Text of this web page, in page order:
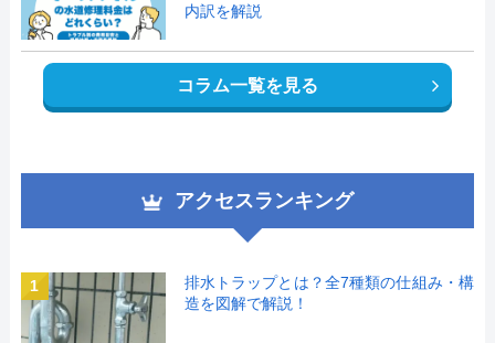
内訳を解説
コラム一覧を見る
アクセスランキング
1
排水トラップとは？全7種類の仕組み・構
造を図解で解説！